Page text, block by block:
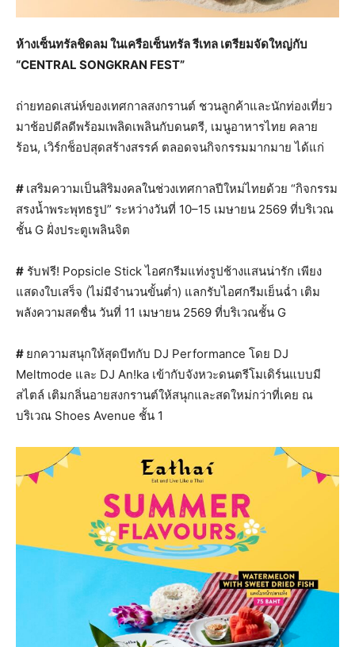
ห้างเซ็นทรัลชิดลม ในเครือเซ็นทรัล รีเทล เตรียมจัดใหญ่กับ
“CENTRAL SONGKRAN FEST”
ถ่ายทอดเสน่ห์ของเทศกาลสงกรานต์ ชวนลูกค้าและนักท่องเที่ยว
มาช้อปดีลดีพร้อมเพลิดเพลินกับดนตรี, เมนูอาหารไทย คลาย
ร้อน, เวิร์กช็อปสุดสร้างสรรค์ ตลอดจนกิจกรรมมากมาย ได้แก่
# เสริมความเป็นสิริมงคลในช่วงเทศกาลปีใหม่ไทยด้วย “กิจกรรม
สรงน้ำพระพุทธรูป” ระหว่างวันที่ 10–15 เมษายน 2569 ที่บริเวณ
ชั้น G ฝั่งประตูเพลินจิต
# รับฟรี! Popsicle Stick ไอศกรีมแท่งรูปช้างแสนน่ารัก เพียง
แสดงใบเสร็จ (ไม่มีจำนวนขั้นต่ำ) แลกรับไอศกรีมเย็นฉ่ำ เติม
พลังความสดชื่น วันที่ 11 เมษายน 2569 ที่บริเวณชั้น G
# ยกความสนุกให้สุดบีทกับ DJ Performance โดย DJ
Meltmode และ DJ An!ka เข้ากับจังหวะดนตรีโมเดิร์นแบบมี
สไตล์ เติมกลิ่นอายสงกรานต์ให้สนุกและสดใหม่กว่าที่เคย ณ
บริเวณ Shoes Avenue ชั้น 1